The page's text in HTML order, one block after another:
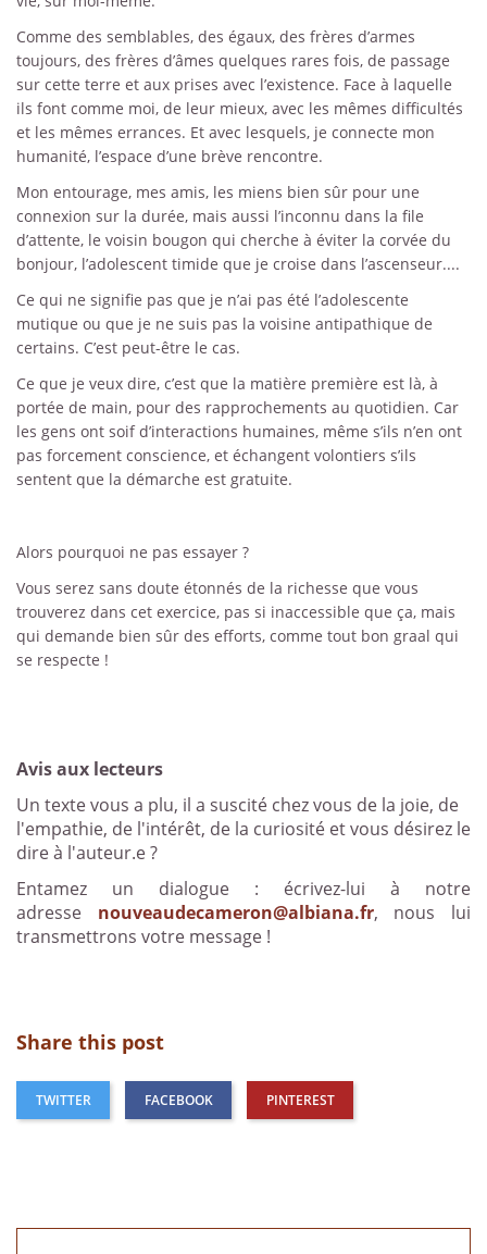
Comme des semblables, des égaux, des frères d’armes
toujours, des frères d’âmes quelques rares fois, de passage
sur cette terre et aux prises avec l’existence. Face à laquelle
ils font comme moi, de leur mieux, avec les mêmes difficultés
et les mêmes errances. Et avec lesquels, je connecte mon
humanité, l’espace d’une brève rencontre.
Mon entourage, mes amis, les miens bien sûr pour une
connexion sur la durée, mais aussi l’inconnu dans la file
d’attente, le voisin bougon qui cherche à éviter la corvée du
bonjour, l’adolescent timide que je croise dans l’ascenseur....
Ce qui ne signifie pas que je n’ai pas été l’adolescente
mutique ou que je ne suis pas la voisine antipathique de
certains. C’est peut-être le cas.
Ce que je veux dire, c’est que la matière première est là, à
portée de main, pour des rapprochements au quotidien. Car
les gens ont soif d’interactions humaines, même s’ils n’en ont
pas forcement conscience, et échangent volontiers s’ils
sentent que la démarche est gratuite.
Alors pourquoi ne pas essayer ?
Vous serez sans doute étonnés de la richesse que vous
trouverez dans cet exercice, pas si inaccessible que ça, mais
qui demande bien sûr des efforts, comme tout bon graal qui
se respecte !
Avis aux lecteurs
Un texte vous a plu, il a suscité chez vous de la joie, de
l'empathie, de l'intérêt, de la curiosité et vous désirez le
dire à l'auteur.e ?
Entamez un dialogue : écrivez-lui à notre
adresse nouveaudecameron@albiana.fr, nous lui
transmettrons votre message !
Share this post
TWITTER FACEBOOK PINTEREST